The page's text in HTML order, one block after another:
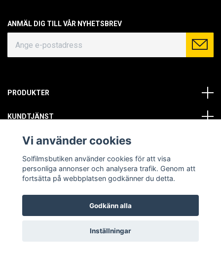
ANMÄL DIG TILL VÅR NYHETSBREV
PRODUKTER
KUNDTJÄNST
OM OSS
SOCIALA MEDIER
© Copyright 2026 Solfilmsbutiken. All rights reserved.
Vi använder cookies
Solfilmsbutiken använder cookies för att visa
personliga annonser och analysera trafik. Genom att
fortsätta på webbplatsen godkänner du detta.
Godkänn alla
Inställningar